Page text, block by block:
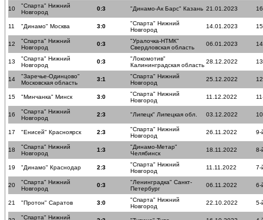
10
"Спарта" Нижний
Новгород
0:3 "Динамо-Ак Барс" Казань 21.01.2023
11 "Динамо" Москва 3:0
"Спарта" Нижний
Новгород
14.01.2023
12
"Спарта" Нижний
Новгород
0:3
"Уралочка-НТМК"
Свердловская область
06.01.2023
13
"Спарта" Нижний
Новгород
0:3
"Локомотив"
Калининградская область
28.12.2022
14
"Заречье-Одинцово"
Московская область
3:1
"Спарта" Нижний
Новгород
25.12.2022
15 "Минчанка" Минск 3:0
"Спарта" Нижний
Новгород
11.12.2022
16
"Спарта" Нижний
Новгород
2:3 "Липецк" Липецкая обл. 03.12.2022
17 "Енисей" Красноярск 2:3
"Спарта" Нижний
Новгород
26.11.2022 9-
18
"Спарта" Нижний
Новгород
1:3
"Динамо-Метар"
Челябинск
18.11.2022 8-
19 "Динамо" Краснодар 2:3
"Спарта" Нижний
Новгород
11.11.2022 7-
20
"Спарта" Нижний
Новгород
0:3
"Ленинградка" Санкт-
Петербург
06.11.2022 6-
21 "Протон" Саратов 3:0
"Спарта" Нижний
Новгород
22.10.2022 5-
"Спарта" Нижний